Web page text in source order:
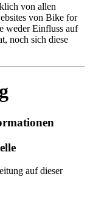
von allen
von Bike for
weder Einfluss auf
noch sich diese
auf dieser